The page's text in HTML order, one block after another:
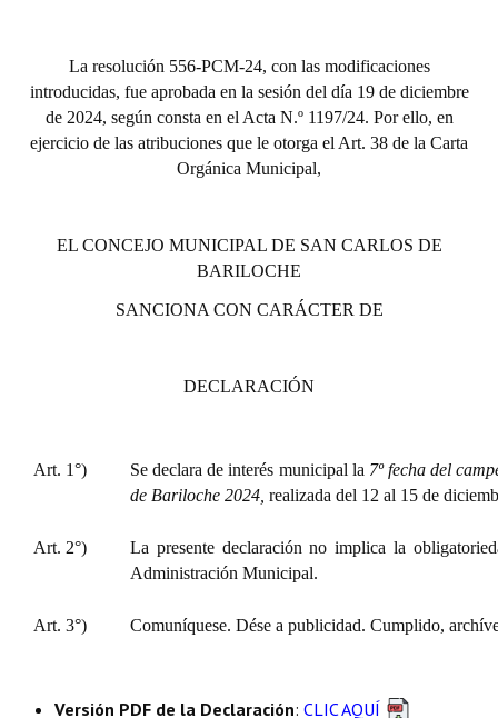
Mujeres que Dejaron Huellas - Registro
Periodistas Decanos - Registro
Ciudadano Ilustre - Registro
Huéspedes de Honor - Registro
Bariloche, Municipio intercultural
REFORMA DE LA CARTA ORGÁNICA
La resolución 556-PCM-24, con las modificaciones
introducidas, fue aprobada en la sesión del día 19 de diciembre
de 2024, según consta en el Acta N.º 1197/24. Por ello, en
ejercicio de las atribuciones que le otorga el Art. 38 de la Carta
Orgánica Municipal,
EL CONCEJO MUNICIPAL DE SAN CARLOS DE
BARILOCHE
SANCIONA CON CARÁCTER DE
DECLARACIÓN
Art. 1°) Se declara de interés municipal la 7º fecha del
de Bariloche 2024, realizada del 12 al 15 de
Art. 2°)
La presente declaración no implica la
Administración Municipal.
Art. 3°) Comuníquese. Dése a publicidad. Cumplido,
Versión PDF de la Declaración: CLIC AQUÍ